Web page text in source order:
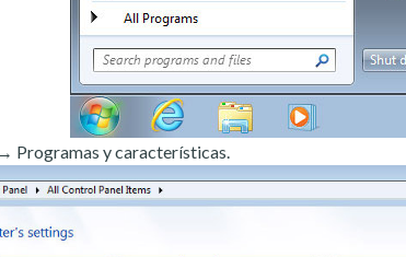
Programas y características.